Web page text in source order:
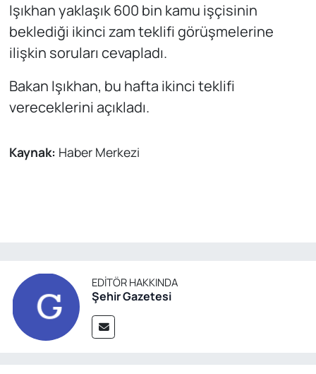
Işıkhan yaklaşık 600 bin kamu işçisinin
beklediği ikinci zam teklifi görüşmelerine
ilişkin soruları cevapladı.
Bakan Işıkhan, bu hafta ikinci teklifi
vereceklerini açıkladı.
Kaynak: Haber Merkezi
EDITÖR HAKKINDA
Şehir Gazetesi